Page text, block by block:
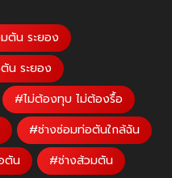
ตัน ระยอง
น ระยอง
#ไม่ต้องทุบ ไม่ต้องรื้อ
#ช่างซ่อมท่อตันใกล้ฉัน
ตัน
#ช่างส้วมตัน